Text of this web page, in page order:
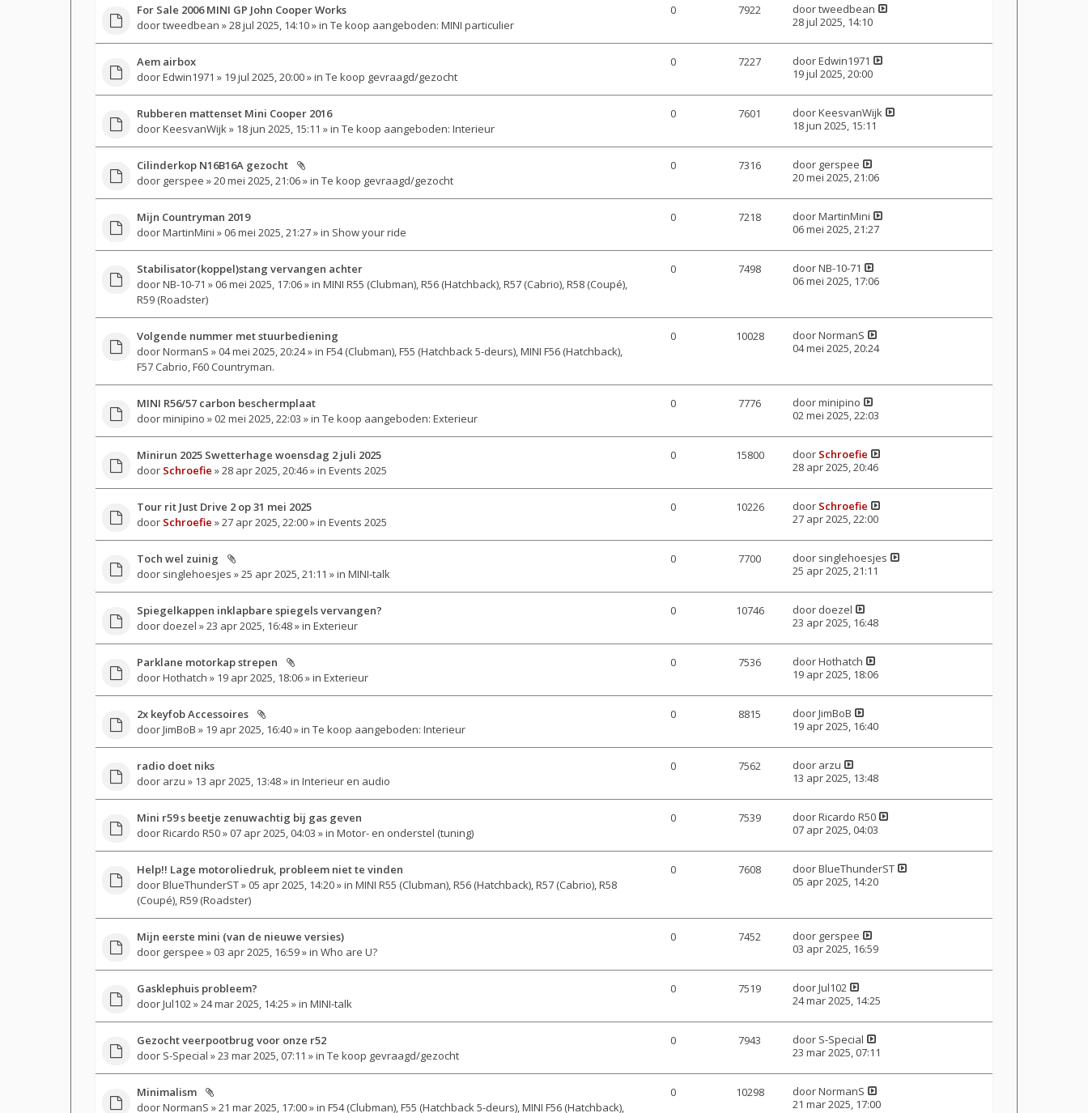
For Sale 2006 MINI GP John Cooper Works
doortweedbean » 28 jul 2025, 14:10 » in Te koop aangeboden: MINI particulier
0 7922 doortweedbean
28 jul 2025, 14:10
Aem airbox
doorEdwin1971 » 19 jul 2025, 20:00 » in Te koop gevraagd/gezocht
0 7227 doorEdwin1971
19 jul 2025, 20:00
Rubberen mattenset Mini Cooper 2016
doorKeesvanWijk » 18 jun 2025, 15:11 » in Te koop aangeboden: Interieur
0 7601 doorKeesvanWijk
18 jun 2025, 15:11
Cilinderkop N16B16A gezocht
door gerspee » 20 mei 2025, 21:06 » in Te koop gevraagd/gezocht
0 7316 door gerspee
20 mei 2025, 21:06
Mijn Countryman 2019
doorMartinMini » 06 mei 2025, 21:27 » in Show your ride
0 7218 doorMartinMini
06 mei 2025, 21:27
Stabilisator(koppel)stang vervangen achter
doorNB-10-71 » 06 mei 2025, 17:06 » in MINI R55 (Clubman), R56 (Hatchback), R57 (Cabrio), R58 (Coupé),
R59 (Roadster)
0 7498 doorNB-10-71
06 mei 2025, 17:06
Volgende nummer met stuurbediening
doorNormanS » 04 mei 2025, 20:24 » in F54 (Clubman), F55 (Hatchback 5-deurs), MINI F56 (Hatchback),
F57 Cabrio, F60 Countryman.
0 10028 doorNormanS
04 mei 2025, 20:24
MINI R56/57 carbon beschermplaat
doorminipino » 02 mei 2025, 22:03 » in Te koop aangeboden: Exterieur
0 7776 doorminipino
02 mei 2025, 22:03
Minirun 2025 Swetterhage woensdag 2 juli 2025
door Schroefie » 28 apr 2025, 20:46 » in Events 2025
0 15800 door Schroefie
28 apr 2025, 20:46
Tour rit Just Drive 2 op 31 mei 2025
door Schroefie » 27 apr 2025, 22:00 » in Events 2025
0 10226 door Schroefie
27 apr 2025, 22:00
Toch wel zuinig
door singlehoesjes » 25 apr 2025, 21:11 » in MINI-talk
0 7700 door singlehoesjes
25 apr 2025, 21:11
Spiegelkappen inklapbare spiegels vervangen?
door doezel » 23 apr 2025, 16:48 » in Exterieur
0 10746 door doezel
23 apr 2025, 16:48
Parklane motorkap strepen
doorHothatch » 19 apr 2025, 18:06 » in Exterieur
0 7536 doorHothatch
19 apr 2025, 18:06
2x keyfob Accessoires
doorJimBoB » 19 apr 2025, 16:40 » in Te koop aangeboden: Interieur
0 8815 doorJimBoB
19 apr 2025, 16:40
radio doet niks
door arzu » 13 apr 2025, 13:48 » in Interieur en audio
0 7562 door arzu
13 apr 2025, 13:48
Mini r59 s beetje zenuwachtig bij gas geven
doorRicardo R50» 07 apr 2025, 04:03 » in Motor- en onderstel (tuning)
0 7539 doorRicardo R50
07 apr 2025, 04:03
Help!! Lage motoroliedruk, probleem niet te vinden
doorBlueThunderST» 05 apr 2025, 14:20 » in MINI R55 (Clubman), R56 (Hatchback), R57 (Cabrio), R58
(Coupé), R59 (Roadster)
0 7608 doorBlueThunderST
05 apr 2025, 14:20
Mijn eerste mini (van de nieuwe versies)
door gerspee » 03 apr 2025, 16:59 » in Who are U?
0 7452 door gerspee
03 apr 2025, 16:59
Gasklephuis probleem?
doorJul102 » 24 mar 2025, 14:25 » in MINI-talk
0 7519 doorJul102
24 mar 2025, 14:25
Gezocht veerpootbrug voor onze r52
door S-Special » 23 mar 2025, 07:11 » in Te koop gevraagd/gezocht
0 7943 door S-Special
23 mar 2025, 07:11
Minimalism
doorNormanS » 21 mar 2025, 17:00 » in F54 (Clubman), F55 (Hatchback 5-deurs), MINI F56 (Hatchback),
0 10298 doorNormanS
21 mar 2025, 17:00